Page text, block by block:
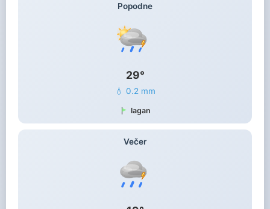
Popodne
29°
💧 0.2 mm
lagan
Večer